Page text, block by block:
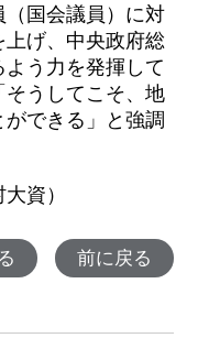
国会議員）に対
上げ、中央政府総
う力を発揮して
うしてこそ、地
できる」と強調
資）
前に戻る